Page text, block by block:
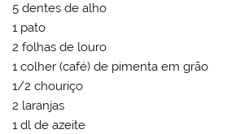
5 dentes de alho
1 pato
2 folhas de louro
1 colher (café) de pimenta em grão
1/2 chouriço
2 laranjas
1 dl de azeite